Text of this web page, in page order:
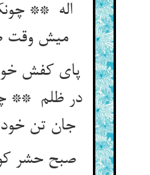
اله **
میش وقت صبحگاه
پای کفش
در ظلم **
صبح حشر